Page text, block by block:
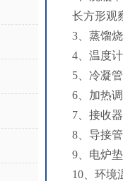
长方形观
3、蒸馏
4、温度
5、冷凝
6、加热
7、接收
8、导接
9、电炉
10、环